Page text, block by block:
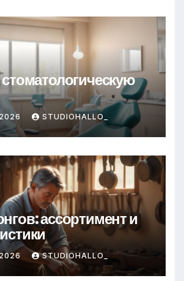
STUDIOHALLO_
ассортимент и
STUDIOHALLO_